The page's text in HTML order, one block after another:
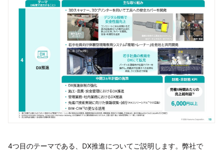
4つ目のテーマである、DX推進についてご説明します。弊社で